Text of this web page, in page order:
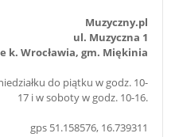
Muzyczny.pl
ul. Muzyczna 1
k. Wrocławia, gm. Miękinia
do piątku w godz. 10-
17 i w soboty w godz. 10-16.
gps 51.158576, 16.739311